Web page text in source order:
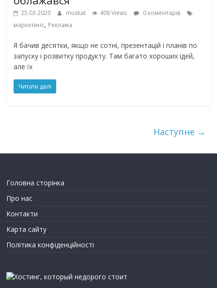
25.03.2020 muskat 406 Views
0 коментарів
маркетинг, Реклама
Я бачив десятки, якщо не сотні, презентацій і планів по
запуску і розвитку продукту. Там багато хороших ідей,
але їх
Читати далі
Наступне →
Головна сторінка
Про нас
Контакти
Карта сайту
Політика конфіденційності